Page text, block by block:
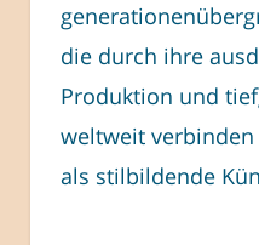
die durch ihre
Produktion und
weltweit
als stilbildende